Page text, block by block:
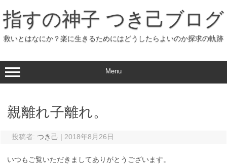
ン
テ
ン
ツ
へ
ッ
プ
指すの神子 つき己ブログ
救いとはなにか？楽に生きるためにはどうしたらよいのか探求の軌跡
Menu
親離れ子離れ。
投稿者: つき己 | 2018年8月26日
いつもご覧いただきましてありがとうございます。